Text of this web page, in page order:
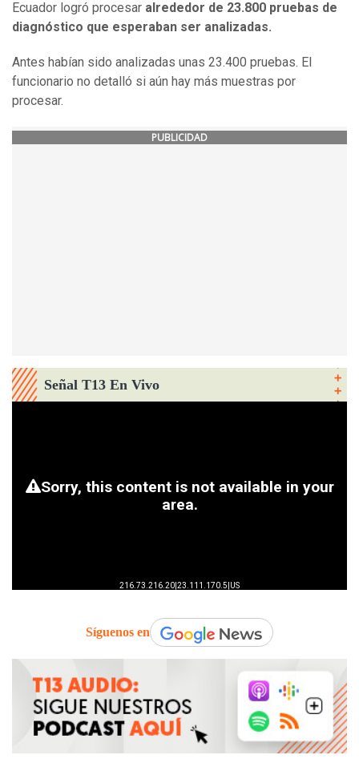
Ecuador logró procesar alrededor de 23.800 pruebas de
diagnóstico que esperaban ser analizadas.
Antes habían sido analizadas unas 23.400 pruebas. El
funcionario no detalló si aún hay más muestras por
procesar.
PUBLICIDAD
Señal T13 En Vivo
Síguenos en